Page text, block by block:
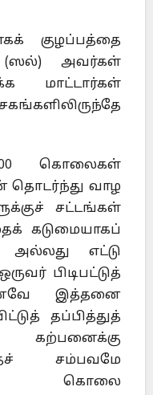
குழப்பத்தை
(ஸல்) அவர்கள்
மாட்டார்கள்
கொலைகள்
தொடர்ந்து வாழ
சட்டங்கள்
கடுமையாகப்
அல்லது எட்டு
பிடிபட்டுத்
இத்தனை
தப்பித்துத்
கற்பனைக்கு
சம்பவமே
கொலை